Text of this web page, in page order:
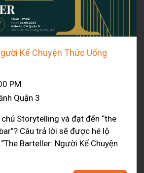
Kể Chuyện Thức Uống
PM
Quận 3
Storytelling và đạt đến “the
Câu trả lời sẽ được hé lộ
Barteller: Người Kể Chuyện